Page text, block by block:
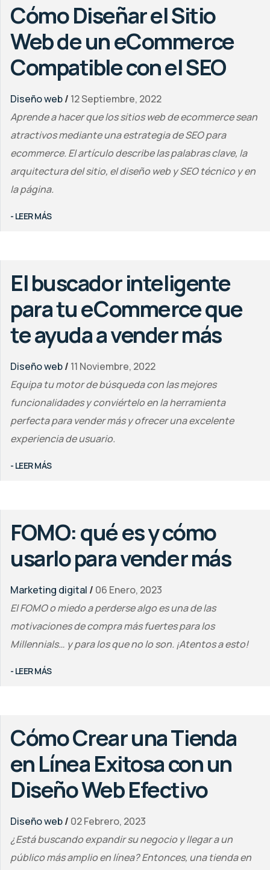
Cómo Diseñar el Sitio
Web de un eCommerce
Compatible con el SEO
Diseño web/ 12 Septiembre, 2022
Aprende a hacer que los sitios web de ecommerce sean
atractivos mediante una estrategia de SEO para
ecommerce. El artículo describe las palabras clave, la
arquitectura del sitio, el diseño web y SEO técnico y en
la página.
- LEER MÁS
El buscador inteligente
para tu eCommerce que
te ayuda a vender más
Diseño web/ 11 Noviembre, 2022
Equipa tu motor de búsqueda con las mejores
funcionalidades y conviértelo en la herramienta
perfecta para vender más y ofrecer una excelente
experiencia de usuario.
- LEER MÁS
FOMO: qué es y cómo
usarlo para vender más
Marketing digital / 06 Enero, 2023
El FOMO o miedo a perderse algo es una de las
motivaciones de compra más fuertes para los
Millennials… y para los que no lo son. ¡Atentos a esto!
- LEER MÁS
Cómo Crear una Tienda
en Línea Exitosa con un
Diseño Web Efectivo
Diseño web/ 02 Febrero, 2023
¿Está buscando expandir su negocio y llegar a un
público más amplio en línea? Entonces, una tienda en